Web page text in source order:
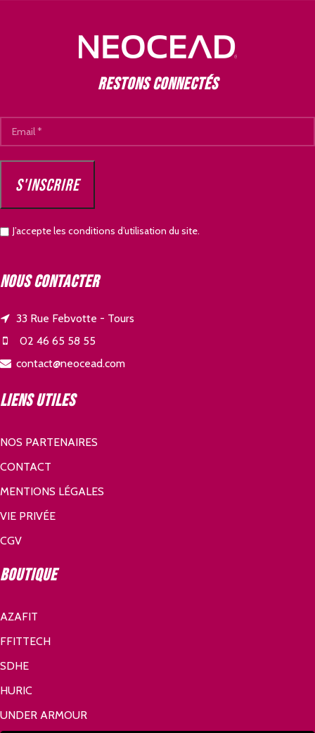
Restons connectés
J’accepte les conditions d’utilisation du site.
Nous contacter
33 Rue Febvotte - Tours
02 46 65 58 55
contact@neocead.com
Liens utiles
NOS PARTENAIRES
CONTACT
MENTIONS LÉGALES
VIE PRIVÉE
CGV
Boutique
AZAFIT
FFITTECH
SDHE
HURIC
UNDER ARMOUR